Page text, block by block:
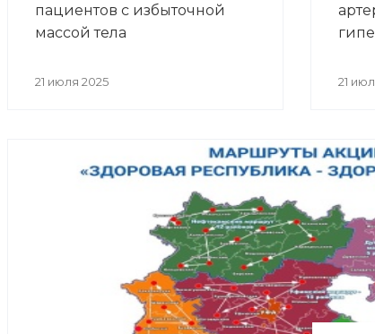
пациентов с избыточной
массой тела
21 июля 2025 21